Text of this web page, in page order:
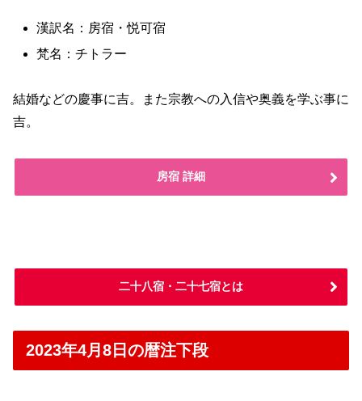
漢訳名：房宿・悦可宿
梵名：チトラー
結婚などの慶事に吉。また宗教への入信や奥義を学ぶ事に
吉。
房宿 詳細
二十八宿・二十七宿とは
2023年4月8日の暦注下段